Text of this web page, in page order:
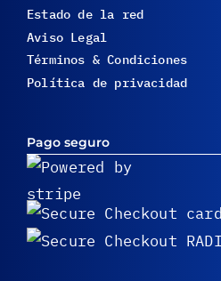
Estado de la red
Aviso Legal
Términos & Condiciones
Política de privacidad
Pago seguro